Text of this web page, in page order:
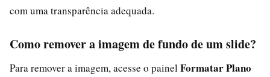
com uma transparência adequada.
Como remover a imagem de fundo de um slide?
Para remover a imagem, acesse o painel Formatar Plano